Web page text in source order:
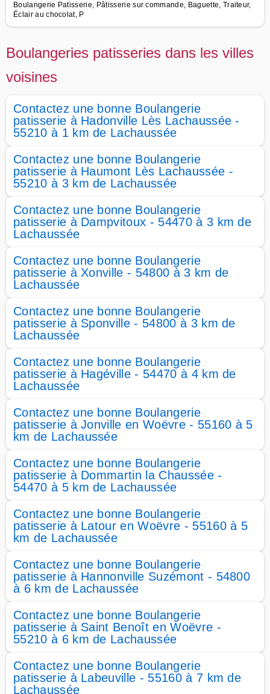
Boulangerie Patisserie, Pâtisserie sur commande, Baguette, Traiteur,
Éclair au chocolat, P
Boulangeries patisseries dans les villes
voisines
Contactez une bonne Boulangerie
patisserie à Hadonville Lès Lachaussée -
55210 à 1 km de Lachaussée
Contactez une bonne Boulangerie
patisserie à Haumont Lès Lachaussée -
55210 à 3 km de Lachaussée
Contactez une bonne Boulangerie
patisserie à Dampvitoux - 54470 à 3 km de
Lachaussée
Contactez une bonne Boulangerie
patisserie à Xonville - 54800 à 3 km de
Lachaussée
Contactez une bonne Boulangerie
patisserie à Sponville - 54800 à 3 km de
Lachaussée
Contactez une bonne Boulangerie
patisserie à Hagéville - 54470 à 4 km de
Lachaussée
Contactez une bonne Boulangerie
patisserie à Jonville en Woëvre - 55160 à 5
km de Lachaussée
Contactez une bonne Boulangerie
patisserie à Dommartin la Chaussée -
54470 à 5 km de Lachaussée
Contactez une bonne Boulangerie
patisserie à Latour en Woëvre - 55160 à 5
km de Lachaussée
Contactez une bonne Boulangerie
patisserie à Hannonville Suzémont - 54800
à 6 km de Lachaussée
Contactez une bonne Boulangerie
patisserie à Saint Benoît en Woëvre -
55210 à 6 km de Lachaussée
Contactez une bonne Boulangerie
patisserie à Labeuville - 55160 à 7 km de
Lachaussée